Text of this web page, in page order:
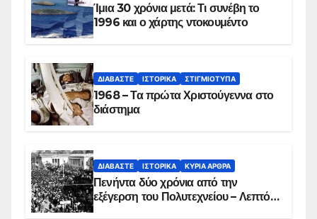
Ίμια 30 χρόνια μετά: Τι συνέβη το
1996 και ο χάρτης ντοκουμέντο
ΔΙΑΒΆΣΤΕ ΙΣΤΟΡΙΚΆ ΣΤΙΓΜΙΌΤΥΠΑ
1968 – Τα πρώτα Χριστούγεννα στο
διάστημα
ΔΙΑΒΆΣΤΕ ΙΣΤΟΡΙΚΆ ΚΥΡΙΑ ΑΡΘΡΑ
Πενήντα δύο χρόνια από την
εξέγερση του Πολυτεχνείου – Λεπτό